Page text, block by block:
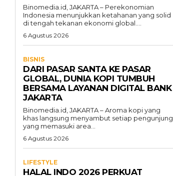
Binomedia.id, JAKARTA – Perekonomian
Indonesia menunjukkan ketahanan yang solid
di tengah tekanan ekonomi global....
6 Agustus 2026
BISNIS
DARI PASAR SANTA KE PASAR
GLOBAL, DUNIA KOPI TUMBUH
BERSAMA LAYANAN DIGITAL BANK
JAKARTA
Binomedia.id, JAKARTA – Aroma kopi yang
khas langsung menyambut setiap pengunjung
yang memasuki area...
6 Agustus 2026
LIFESTYLE
HALAL INDO 2026 PERKUAT